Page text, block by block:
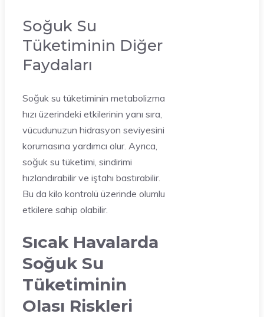
Soğuk Su
Tüketiminin Diğer
Faydaları
Soğuk su tüketiminin metabolizma
hızı üzerindeki etkilerinin yanı sıra,
vücudunuzun hidrasyon seviyesini
korumasına yardımcı olur. Ayrıca,
soğuk su tüketimi, sindirimi
hızlandırabilir ve iştahı bastırabilir.
Bu da kilo kontrolü üzerinde olumlu
etkilere sahip olabilir.
Sıcak Havalarda
Soğuk Su
Tüketiminin
Olası Riskleri